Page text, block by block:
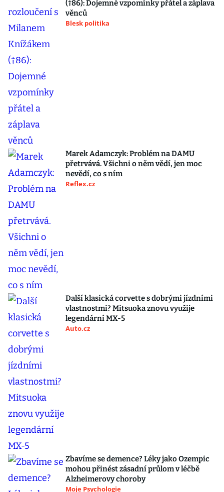
(†86): Dojemné vzpomínky přátel a záplava
věnců
Blesk politika
Marek Adamczyk: Problém na DAMU
přetrvává. Všichni o něm vědí, jen moc
nevědí, co s ním
Reflex.cz
Další klasická corvette s dobrými jízdními
vlastnostmi? Mitsuoka znovu využije
legendární MX-5
Auto.cz
Zbavíme se demence? Léky jako Ozempic
mohou přinést zásadní průlom v léčbě
Alzheimerovy choroby
Moje Psychologie